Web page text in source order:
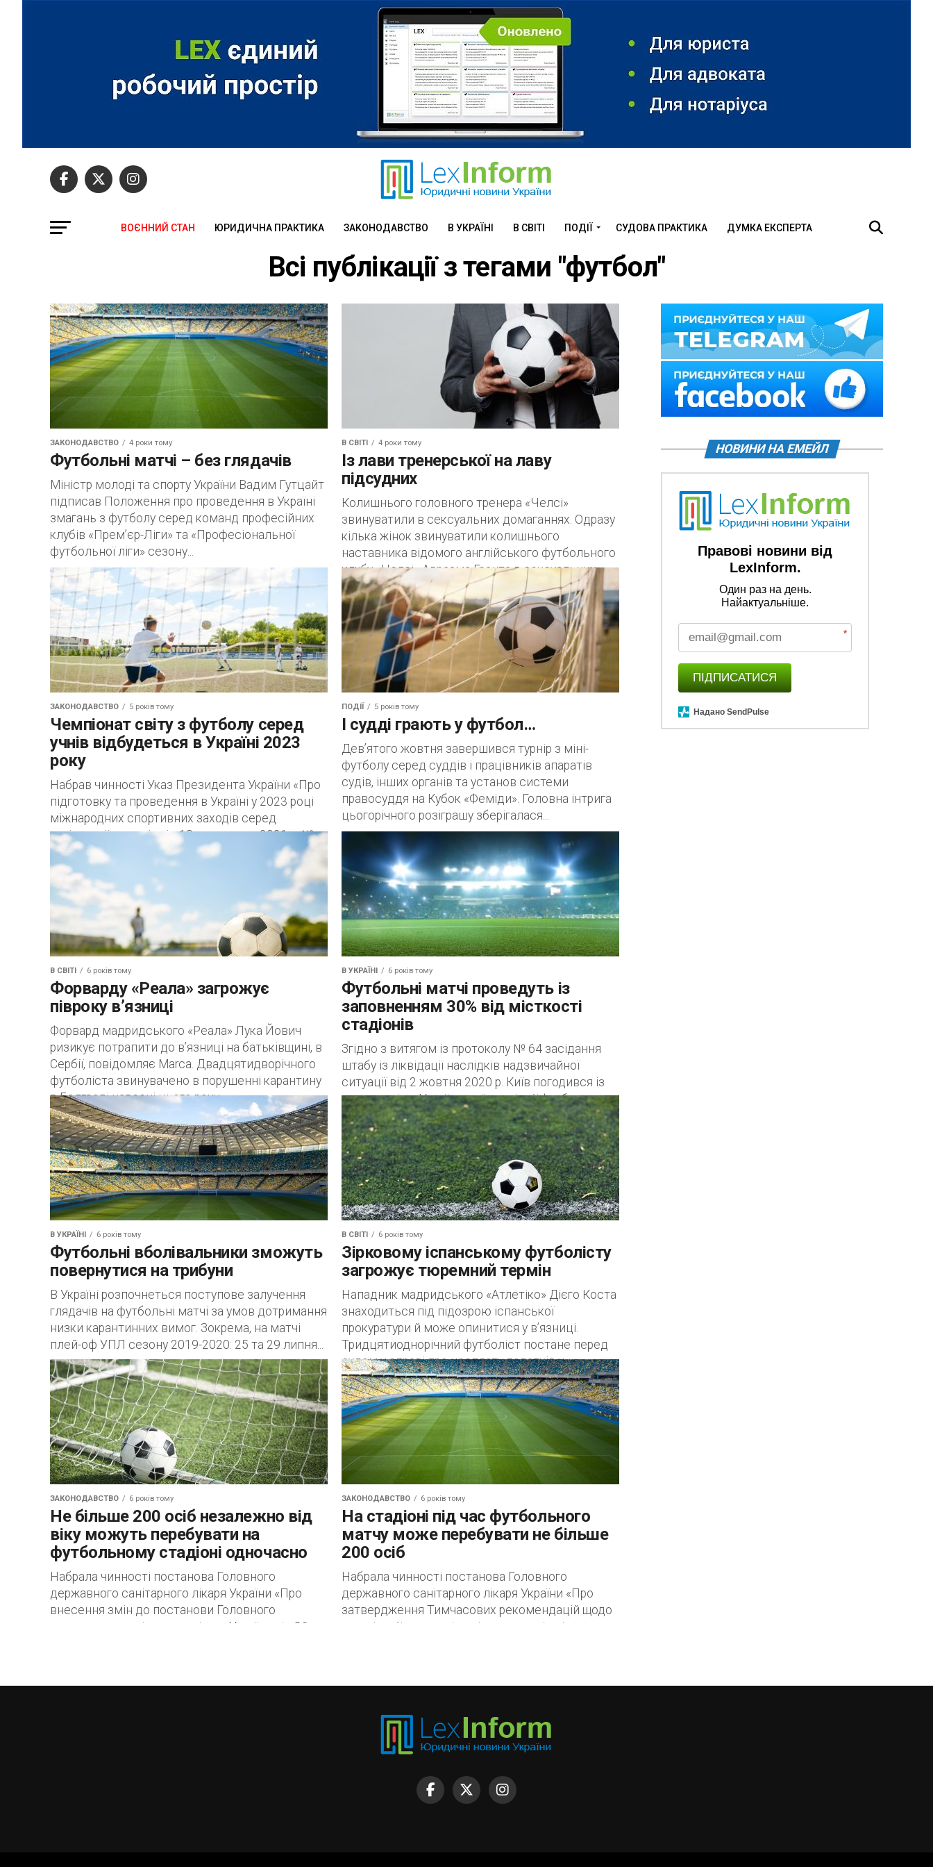
ВОЄННИЙ СТАН ЮРИДИЧНА ПРАКТИКА ЗАКОНОДАВСТВО В УКРАЇНІ В СВІТІ ПОДІЇ СУДОВА ПРАКТИКА ДУМКА ЕКСПЕРТА
Всі публікації з тегами "футбол"
ЗАКОНОДАВСТВО 4 роки тому
Футбольні матчі – без глядачів
Міністр молоді та спорту України Вадим Гутцайт
підписав Положення про проведення в Україні
змагань з футболу серед команд професійних
клубів «Прем’єр-Ліги» та «Професіональної
футбольної ліги» сезону...
В СВІТІ 4 роки тому
Із лави тренерської на лаву
підсудних
Колишнього головного тренера «Челсі»
звинуватили в сексуальних домаганнях. Одразу
кілька жінок звинуватили колишнього
наставника відомого англійського футбольного
клубу «Челсі» Авраама Гранта в сексуальних
домаганнях, повідомляє Daily...
ЗАКОНОДАВСТВО 5 років тому
Чемпіонат світу з футболу серед
учнів відбудеться в Україні 2023
року
Набрав чинності Указ Президента України «Про
підготовку та проведення в Україні у 2023 році
міжнародних спортивних заходів серед
учнівської молоді» від 18 листопада 2021 р. №...
ПОДІЇ 5 років тому
І судді грають у футбол…
Дев’ятого жовтня завершився турнір з міні-
футболу серед суддів і працівників апаратів
судів, інших органів та установ системи
правосуддя на Кубок «Феміди». Головна інтрига
цьогорічного розіграшу зберігалася...
В СВІТІ 6 років тому
Форварду «Реала» загрожує
півроку в’язниці
Форвард мадридського «Реала» Лука Йович
ризикує потрапити до в’язниці на батьківщині, в
Сербії, повідомляє Marca. Двадцятидворічного
футболіста звинувачено в порушенні карантину
в Белграді навесні цього року,...
В УКРАЇНІ 6 років тому
Футбольні матчі проведуть із
заповненням 30% від місткості
стадіонів
Згідно з витягом із протоколу № 64 засідання
штабу із ліквідації наслідків надзвичайної
ситуації від 2 жовтня 2020 р. Київ погодився із
пропозицією Української асоціації футболу...
В УКРАЇНІ 6 років тому
Футбольні вболівальники зможуть
повернутися на трибуни
В Україні розпочнеться поступове залучення
глядачів на футбольні матчі за умов дотримання
низки карантинних вимог. Зокрема, на матчі
плей-оф УПЛ сезону 2019-2020: 25 та 29 липня...
В СВІТІ 6 років тому
Зірковому іспанському футболісту
загрожує тюремний термін
Нападник мадридського «Атлетіко» Дієго Коста
знаходиться під підозрою іспанської
прокуратури й може опинитися у в’язниці.
Тридцятиоднорічний футболіст постане перед
судом у справі про несплату податків у...
ЗАКОНОДАВСТВО 6 років тому
Не більше 200 осіб незалежно від
віку можуть перебувати на
футбольному стадіоні одночасно
Набрала чинності постанова Головного
державного санітарного лікаря України «Про
внесення змін до постанови Головного
державного санітарного лікаря України від 26
ЗАКОНОДАВСТВО 6 років тому
На стадіоні під час футбольного
матчу може перебувати не більше
200 осіб
Набрала чинності постанова Головного
державного санітарного лікаря України «Про
затвердження Тимчасових рекомендацій щодо
організації протиепідемічних заходів під час
НОВИНИ НА ЕМЕЙЛ
Правові новини від
LexInform.
Один раз на день.
Найактуальніше.
*
ПІДПИСАТИСЯ
Надано SendPulse